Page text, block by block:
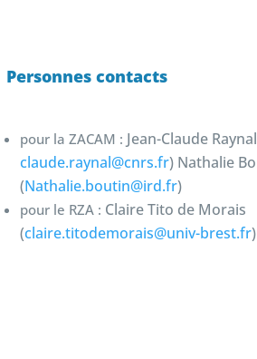
Personnes contacts
pour la ZACAM : Jean-Claude
claude.raynal@cnrs.fr) Nathalie
(Nathalie.boutin@ird.fr)
pour le RZA : Claire Tito de Morais
(claire.titodemorais@univ-brest.fr)